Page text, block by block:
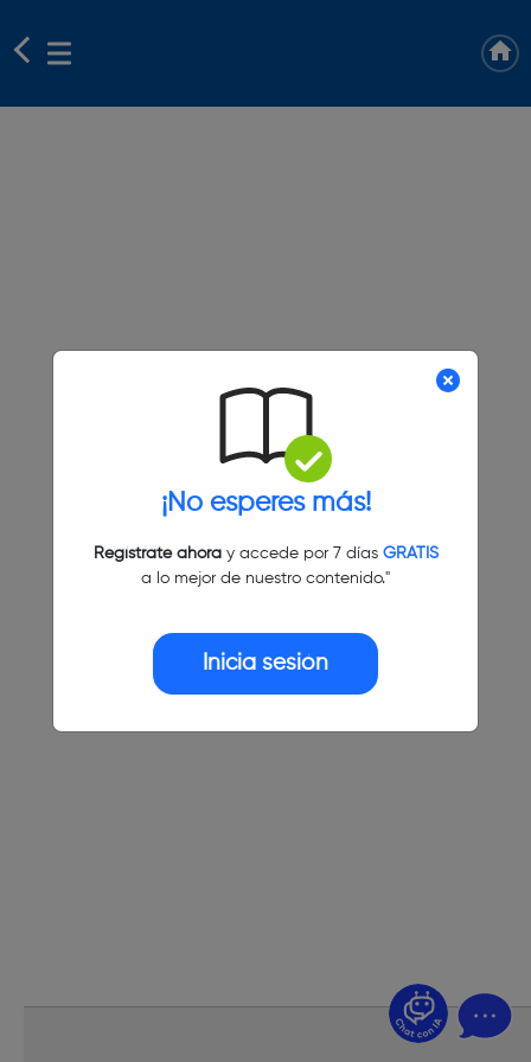
¡No esperes más!
Regístrate ahoray accede por 7 días GRATIS
a lo mejor de nuestro contenido."
Inicia sesión